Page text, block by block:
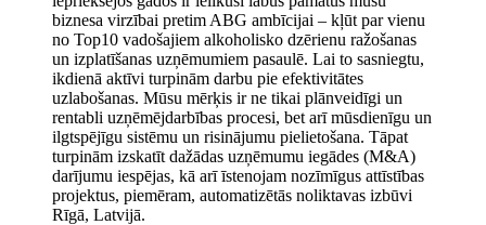
biznesa virzībai pretim ABG ambīcijai – kļūt par vienu
no Top10 vadošajiem alkoholisko dzērienu ražošanas
un izplatīšanas uzņēmumiem pasaulē. Lai to sasniegtu,
ikdienā aktīvi turpinām darbu pie efektivitātes
uzlabošanas. Mūsu mērķis ir ne tikai plānveidīgi un
rentabli uzņēmējdarbības procesi, bet arī mūsdienīgu un
ilgtspējīgu sistēmu un risinājumu pielietošana. Tāpat
turpinām izskatīt dažādas uzņēmumu iegādes (M&A)
darījumu iespējas, kā arī īstenojam nozīmīgus attīstības
projektus, piemēram, automatizētās noliktavas izbūvi
Rīgā, Latvijā.